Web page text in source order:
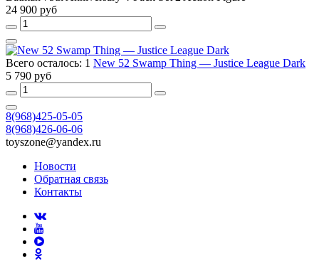
24 900 руб
Всего осталось: 1 New 52 Swamp Thing — Justice League Dark
5 790 руб
8(968)425-05-05
8(968)426-06-06
toyszone@yandex.ru
Новости
Обратная связь
Контакты